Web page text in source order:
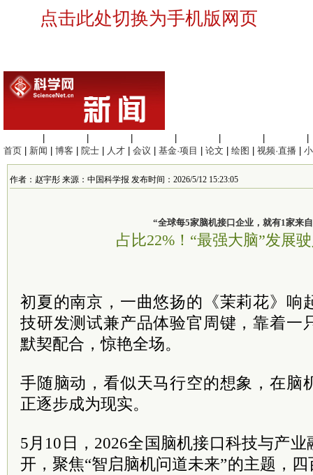
点击此处切换为手机版网页
首页
新闻 博客 院士 人才 会议 基金·项目 论文 绘图 视频·直播
作者：赵宇彤 来源：中国科学报 发布时间：2026/5/12 15:23:05
“全球每5家脑机接口企业，就有1家来
占比22%！“最强大脑”发展
初夏的南京，一曲悠扬的《茉莉花》响
技研发测试兼产品体验官周键，靠着一
默契配合，惊艳全场。
手随脑动，看似天马行空的想象，在脑
正逐步成为现实。
5月10日，2026全国脑机接口科技与产
开，聚焦“智启脑机问道未来”的主题，